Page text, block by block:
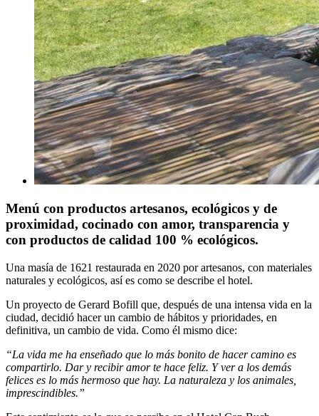
Menú con productos artesanos, ecológicos y de
proximidad, cocinado con amor, transparencia y
con productos de calidad 100 % ecológicos.
Una masía de 1621 restaurada en 2020 por artesanos, con materiales
naturales y ecológicos, así es como se describe el hotel.
Un proyecto de Gerard Bofill que, después de una intensa vida en la
ciudad, decidió hacer un cambio de hábitos y prioridades, en
definitiva, un cambio de vida. Como él mismo dice:
“La vida me ha enseñado que lo más bonito de hacer camino es
compartirlo. Dar y recibir amor te hace feliz. Y ver a los demás
felices es lo más hermoso que hay. La naturaleza y los animales,
imprescindibles.”